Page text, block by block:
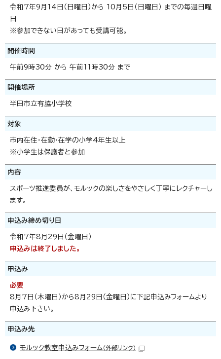
令和7年9月14日（日曜日）から 10月5日（日曜日） までの毎週日曜
日
※参加できない日があっても受講可能。
開催時間
午前9時30分 から 午前11時30分 まで
開催場所
半田市立有脇小学校
対象
市内在住・在勤・在学の小学4年生以上
※小学生は保護者と参加
内容
スポーツ推進委員が、モルックの楽しさをやさしく丁寧にレクチャーし
ます。
申込み締め切り日
令和7年8月29日（金曜日）
申込みは終了しました。
申込み
必要
8月7日（木曜日）から8月29日（金曜日）に下記申込みフォームより
申込み下さい。
申込み先
モルック教室申込みフォーム（外部リンク）